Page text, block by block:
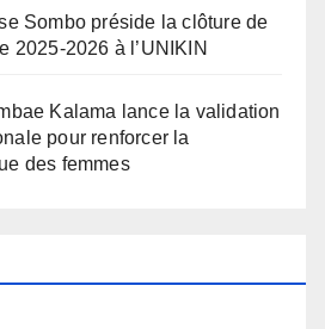
Sombo préside la clôture de
2025-2026 à l’UNIKIN
Kalama lance la validation
pour renforcer la
des femmes